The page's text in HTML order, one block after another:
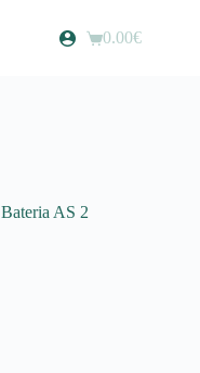
Carrinho
0.00€
Bateria AS 2